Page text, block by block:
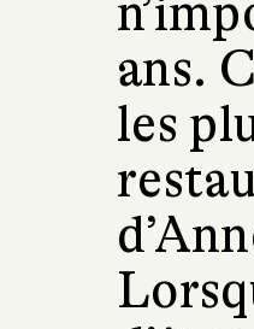
ans.
les